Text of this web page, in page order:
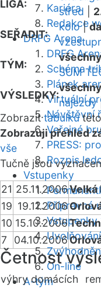
Kariéra
Redakce
DRFG Arena
DRFG
Schéma
Plánek
Virtuální
Návštěvní
Veřejné
PRESS:
Rozpis
Vstupenky
Přípravná
Vstupenky
On-line
A-tým
LIGA:
střed
SEŘADIT:
kolo|
TÝM:
všechny
SUM
VÝSLEDKY:
všechny
nájezdy
Zobrazittabulkutéto
Zobrazuji přehled
vše
Tučně jsou
21 25.11.2006Velká
19 19.11.2006
10 15.10.2006
7
04.10.2006
Četnost
výhry domácích